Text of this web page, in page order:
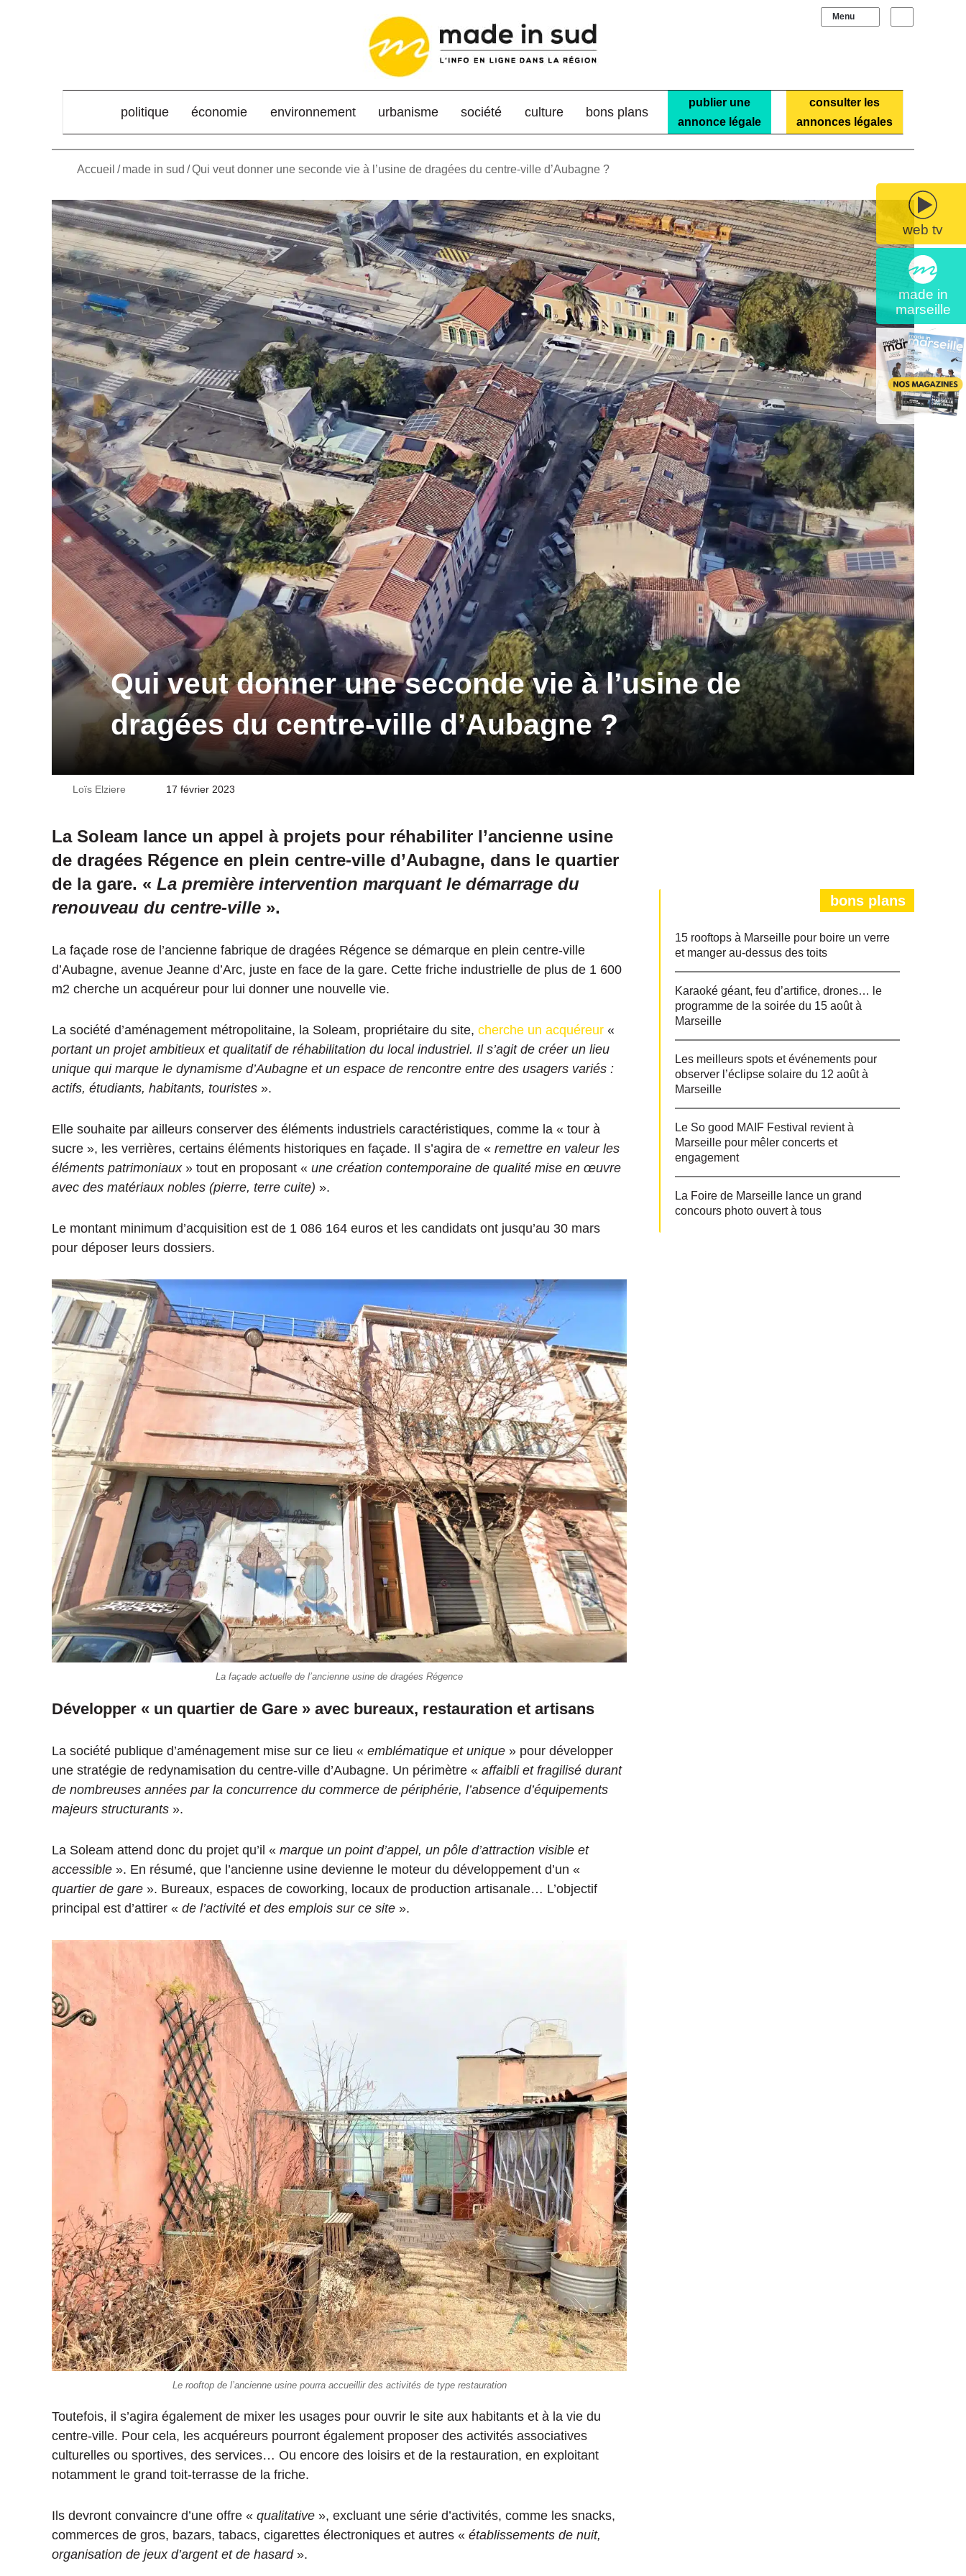
web tv
made in
marseille
élément de menu
politique économie environnement urbanisme société culture bons plans
publier une
annonce légale
consulter les
annonces légales
Accueil / made in sud /Qui veut donner une seconde vie à l’usine de dragées du centre-ville d’Aubagne ?
Qui veut donner une seconde vie à l’usine de
dragées du centre-ville d’Aubagne ?
Loïs Elziere
Envoyer17 février 2023
La Soleam lance un appel à projets pour réhabiliter l’ancienne usine
de dragées Régence en plein centre-ville d’Aubagne, dans le quartier
de la gare. « La première intervention marquant le démarrage du
renouveau du centre-ville ».
La façade rose de l’ancienne fabrique de dragées Régence se démarque en plein centre-ville
d’Aubagne, avenue Jeanne d’Arc, juste en face de la gare. Cette friche industrielle de plus de 1 600
m2 cherche un acquéreur pour lui donner une nouvelle vie.
La société d’aménagement métropolitaine, la Soleam, propriétaire du site, cherche un acquéreur «
portant un projet ambitieux et qualitatif de réhabilitation du local industriel. Il s’agit de créer un lieu
unique qui marque le dynamisme d’Aubagne et un espace de rencontre entre des usagers variés :
actifs, étudiants, habitants, touristes ».
Elle souhaite par ailleurs conserver des éléments industriels caractéristiques, comme la « tour à
sucre », les verrières, certains éléments historiques en façade. Il s’agira de « remettre en valeur les
éléments patrimoniaux» tout en proposant « une création contemporaine de qualité mise en œuvre
avec des matériaux nobles (pierre, terre cuite) ».
Le montant minimum d’acquisition est de 1 086 164 euros et les candidats ont jusqu’au 30 mars
pour déposer leurs dossiers.
La façade actuelle de l’ancienne usine de dragées Régence
Développer « un quartier de Gare » avec bureaux, restauration et artisans
La société publique d’aménagement mise sur ce lieu « emblématique et unique » pour développer
une stratégie de redynamisation du centre-ville d’Aubagne. Un périmètre « affaibli et fragilisé durant
de nombreuses années par la concurrence du commerce de périphérie, l’absence d’équipements
majeurs structurants ».
La Soleam attend donc du projet qu’il « marque un point d’appel, un pôle d’attraction visible et
accessible ». En résumé, que l’ancienne usine devienne le moteur du développement d’un «
quartier de gare ». Bureaux, espaces de coworking, locaux de production artisanale… L’objectif
principal est d’attirer « de l’activité et des emplois sur ce site ».
Le rooftop de l’ancienne usine pourra accueillir des activités de type restauration
Toutefois, il s’agira également de mixer les usages pour ouvrir le site aux habitants et à la vie du
centre-ville. Pour cela, les acquéreurs pourront également proposer des activités associatives
culturelles ou sportives, des services… Ou encore des loisirs et de la restauration, en exploitant
notamment le grand toit-terrasse de la friche.
Ils devront convaincre d’une offre « qualitative », excluant une série d’activités, comme les snacks,
commerces de gros, bazars, tabacs, cigarettes électroniques et autres « établissements de nuit,
organisation de jeux d’argent et de hasard».
bons plans
15 rooftops à Marseille pour boire un verre
et manger au-dessus des toits
Karaoké géant, feu d’artifice, drones… le
programme de la soirée du 15 août à
Marseille
Les meilleurs spots et événements pour
observer l’éclipse solaire du 12 août à
Marseille
Le So good MAIF Festival revient à
Marseille pour mêler concerts et
engagement
La Foire de Marseille lance un grand
concours photo ouvert à tous